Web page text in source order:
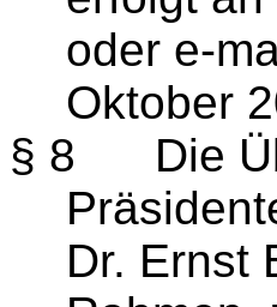
oder e-
Oktober
§ 8
Die
Dr. Ernst